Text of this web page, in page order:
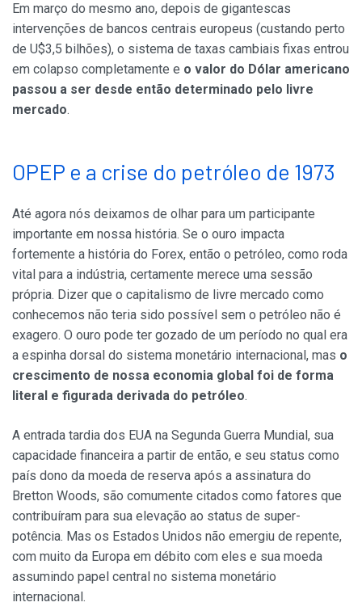
Em março do mesmo ano, depois de gigantescas
intervenções de bancos centrais europeus (custando perto
de U$3,5 bilhões), o sistema de taxas cambiais fixas entrou
em colapso completamente e o valor do Dólar americano
passou a ser desde então determinado pelo livre
mercado.
OPEP e a crise do petróleo de 1973
Até agora nós deixamos de olhar para um participante
importante em nossa história. Se o ouro impacta
fortemente a história do Forex, então o petróleo, como roda
vital para a indústria, certamente merece uma sessão
própria. Dizer que o capitalismo de livre mercado como
conhecemos não teria sido possível sem o petróleo não é
exagero. O ouro pode ter gozado de um período no qual era
a espinha dorsal do sistema monetário internacional, mas o
crescimento de nossa economia global foi de forma
literal e figurada derivada do petróleo.
A entrada tardia dos EUA na Segunda Guerra Mundial, sua
capacidade financeira a partir de então, e seu status como
país dono da moeda de reserva após a assinatura do
Bretton Woods, são comumente citados como fatores que
contribuíram para sua elevação ao status de super-
potência. Mas os Estados Unidos não emergiu de repente,
com muito da Europa em débito com eles e sua moeda
assumindo papel central no sistema monetário
internacional.